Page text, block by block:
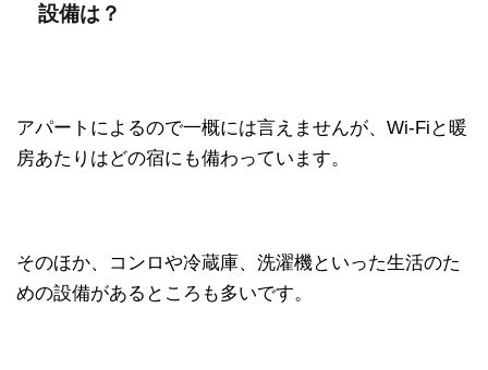
設備は？
アパートによるので一概には言えませんが、Wi-Fiと暖
房あたりはどの宿にも備わっています。
そのほか、コンロや冷蔵庫、洗濯機といった生活のた
めの設備があるところも多いです。